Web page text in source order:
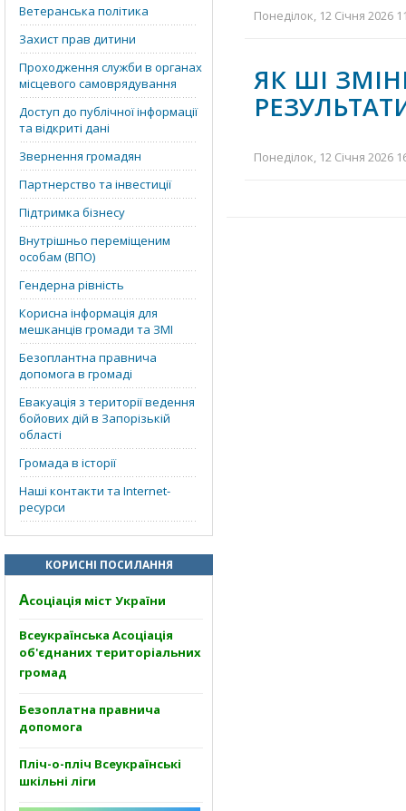
Ветеранська політика
Захист прав дитини
Проходження служби в органах
місцевого самоврядування
Доступ до публічної інформації
та відкриті дані
Звернення громадян
Партнерство та інвестиції
Підтримка бізнесу
Внутрішньо переміщеним
особам (ВПО)
Гендерна рівність
Корисна інформація для
мешканців громади та ЗМІ
Безоплантна правнича
допомога в громаді
Евакуація з території ведення
бойових дій в Запорізькій
області
Громада в історії
Наші контакти та Internet-
ресурси
КОРИСНІ ПОСИЛАННЯ
Асоціація міст України
Всеукраїнська Асоціація
об'єднаних територіальних
громад
Безоплатна правнича
допомога
Пліч-о-пліч Всеукраїнські
шкільні ліги
Понеділок, 12 Січня 2026
ЯК ШІ
Понеділок, 12 Січня 2026